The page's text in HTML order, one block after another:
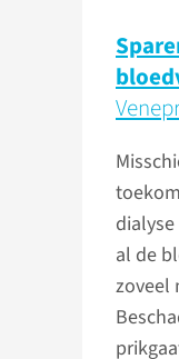
al de
zoveel